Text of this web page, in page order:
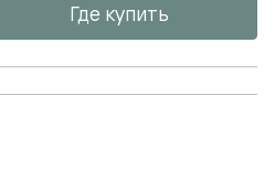
Где купить